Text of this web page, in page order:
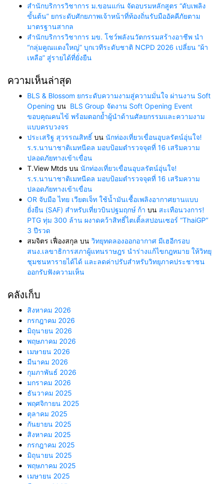
สำนักบริการวิชาการ ม.ขอนแก่น จัดอบรมหลักสูตร “ดับเพลิง
ขั้นต้น” ยกระดับศักยภาพเจ้าหน้าที่ท้องถิ่นรับมืออัคคีภัยตาม
มาตรฐานสากล
สำนักบริการวิชาการ มข. โชว์พลังนวัตกรรมสร้างอาชีพ นำ
“กลุ่มคูณแดงใหญ่” บุกเวทีระดับชาติ NCPD 2026 เปลี่ยน “ผ้า
เหลือ” สู่รายได้ที่ยั่งยืน
ความเห็นล่าสุด
BLS & Blossom ยกระดับความงามสู่ความมั่นใจ ผ่านงาน Soft
Opening บน BLS Group จัดงาน Soft Opening Event
ขอบคุณคนไข้ พร้อมตอกย้ำผู้นำด้านศัลยกรรมและความงาม
แบบครบวงจร
ประเสริฐ สุวรรณสิทธิ์ บน นักท่องเที่ยวเขื่อนอุบลรัตน์อุ่นใจ!
ร.ร.นานาชาติเมทนีดล มอบป้อมตำรวจจุดที่ 16 เสริมความ
ปลอดภัยทางเข้าเขื่อน
T.View Mtds บน นักท่องเที่ยวเขื่อนอุบลรัตน์อุ่นใจ!
ร.ร.นานาชาติเมทนีดล มอบป้อมตำรวจจุดที่ 16 เสริมความ
ปลอดภัยทางเข้าเขื่อน
OR จับมือ ไทย เวียตเจ็ท ใช้น้ำมันเชื้อเพลิงอากาศยานแบบ
ยั่งยืน (SAF) สำหรับเที่ยวบินปฐมฤกษ์ ก้า บน สะเทือนวงการ!
PTG ทุ่ม 300 ล้าน ผงาดคว้าสิทธิ์ไตเติ้ลสปอนเซอร์ “ThaiGP”
3 ปีรวด
สมจิตร เฟื่องสกุล บน วิทยุทดลองออกอากาศ มีเฮอีกรอบ
สนง.เลขาธิการสภาผู้แทนราษฎร นำร่างแก้ไขกฎหมาย ให้วิทยุ
ชุมชนหารายได้ได้ และลดค่าปรับสำหรับวิทยุภาคประชาชน
ออกรับฟังความเห็น
คลังเก็บ
สิงหาคม 2026
กรกฎาคม 2026
มิถุนายน 2026
พฤษภาคม 2026
เมษายน 2026
มีนาคม 2026
กุมภาพันธ์ 2026
มกราคม 2026
ธันวาคม 2025
พฤศจิกายน 2025
ตุลาคม 2025
กันยายน 2025
สิงหาคม 2025
กรกฎาคม 2025
มิถุนายน 2025
พฤษภาคม 2025
เมษายน 2025